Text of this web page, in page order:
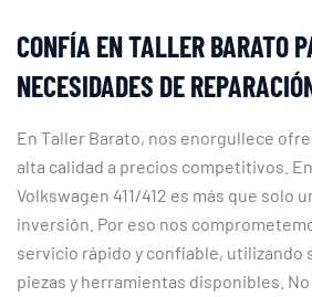
CONFÍA EN TALLER BARATO
NECESIDADES DE
En Taller Barato, nos enorgullece
alta calidad a precios competitivos.
Volkswagen 411/412 es más que solo
inversión. Por eso nos
servicio rápido y confiable, utilizando
piezas y herramientas disponibles.